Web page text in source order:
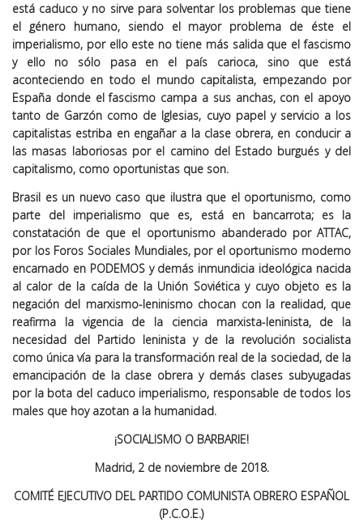
está caduco y no sirve para solventar los problemas que tiene
el género humano, siendo el mayor problema de éste el
imperialismo, por ello este no tiene más salida que el fascismo
y ello no sólo pasa en el país carioca, sino que está
aconteciendo en todo el mundo capitalista, empezando por
España donde el fascismo campa a sus anchas, con el apoyo
tanto de Garzón como de Iglesias, cuyo papel y servicio a los
capitalistas estriba en engañar a la clase obrera, en conducir a
las masas laboriosas por el camino del Estado burgués y del
capitalismo, como oportunistas que son.
Brasil es un nuevo caso que ilustra que el oportunismo, como
parte del imperialismo que es, está en bancarrota; es la
constatación de que el oportunismo abanderado por ATTAC,
por los Foros Sociales Mundiales, por el oportunismo moderno
encarnado en PODEMOS y demás inmundicia ideológica nacida
al calor de la caída de la Unión Soviética y cuyo objeto es la
negación del marxismo-leninismo chocan con la realidad, que
reafirma la vigencia de la ciencia marxista-leninista, de la
necesidad del Partido leninista y de la revolución socialista
como única vía para la transformación real de la sociedad, de la
emancipación de la clase obrera y demás clases subyugadas
por la bota del caduco imperialismo, responsable de todos los
males que hoy azotan a la humanidad.
¡SOCIALISMO O BARBARIE!
Madrid, 2 de noviembre de 2018.
COMITÉ EJECUTIVO DEL PARTIDO COMUNISTA OBRERO ESPAÑOL
(P.C.O.E.)